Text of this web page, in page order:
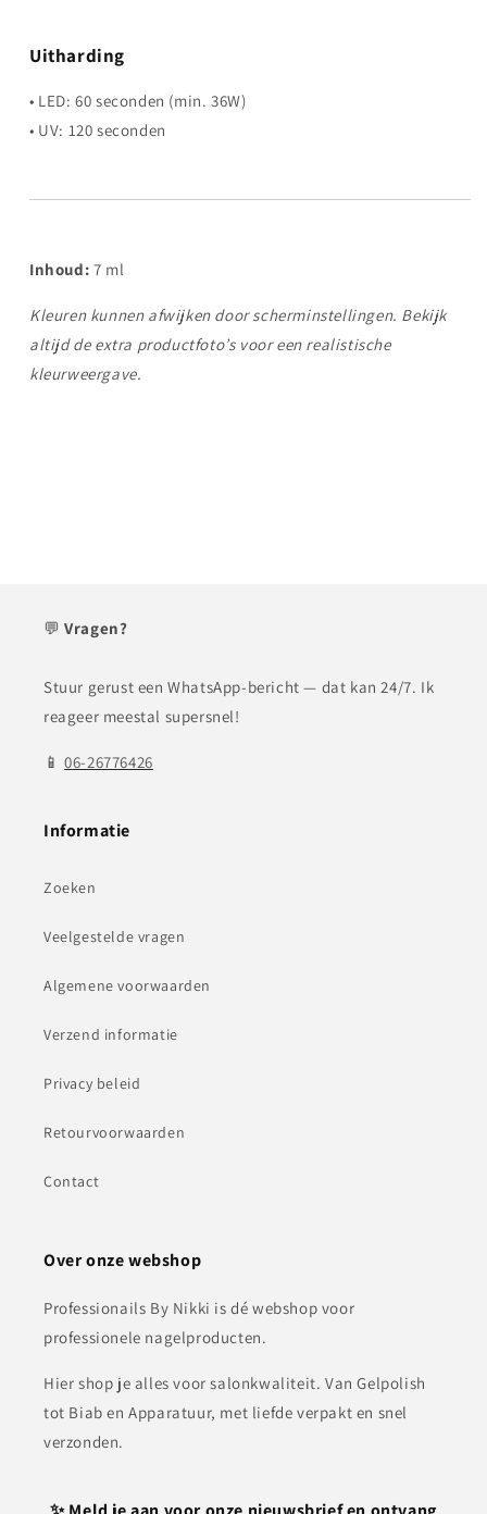
Uitharding
• LED: 60 seconden (min. 36W)
• UV: 120 seconden
Inhoud: 7 ml
Kleuren kunnen afwijken door scherminstellingen. Bekijk
altijd de extra productfoto’s voor een realistische
kleurweergave.
💬Vragen?
Stuur gerust een WhatsApp-bericht — dat kan 24/7. Ik
reageer meestal supersnel!
📱06-26776426
Informatie
Zoeken
Veelgestelde vragen
Algemene voorwaarden
Verzend informatie
Privacy beleid
Retourvoorwaarden
Contact
Over onze webshop
Professionails By Nikki is dé webshop voor
professionele nagelproducten.
Hier shop je alles voor salonkwaliteit. Van Gelpolish
tot Biab en Apparatuur, met liefde verpakt en snel
verzonden.